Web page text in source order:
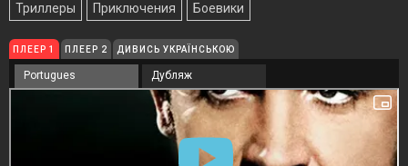
Триллеры Приключения Боевики
ПЛЕЕР 1 ПЛЕЕР 2 ДИВИСЬ УКРАЇНСЬКОЮ
Portugues Дубляж